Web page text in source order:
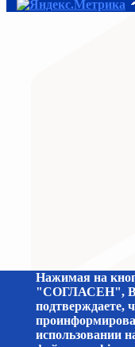
Нажимая на
"СОГЛАСЕН",
подтверждаете,
использовании